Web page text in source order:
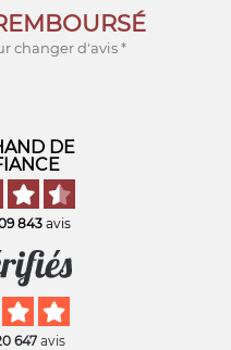
changer d'avis *
DE
843 avis
647 avis